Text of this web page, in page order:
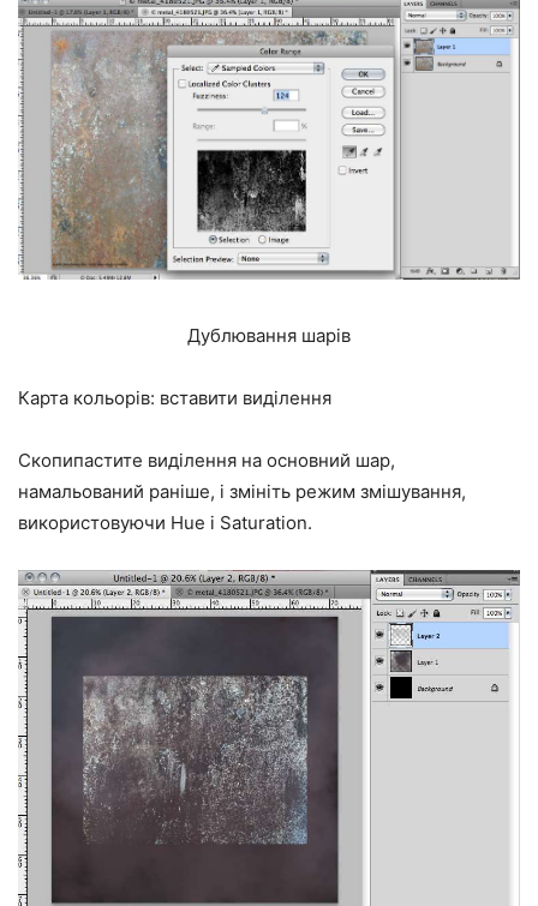
Дублювання шарів
Карта кольорів: вставити виділення
Скопипастите виділення на основний шар,
намальований раніше, і змініть режим змішування,
використовуючи Hue і Saturation.